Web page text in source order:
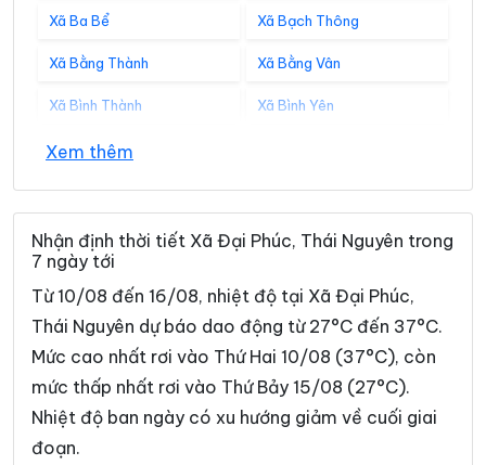
Xã Ba Bể Xã Bạch Thông
Xã Bằng Thành Xã Bằng Vân
Xã Bình Thành Xã Bình Yên
Xã Cẩm Giàng
Xã Chợ Đồn Xã Chợ Mới
Xã Chợ Rã Xã Côn Minh
Xã Cường Lợi
Xã Dân Tiến Xã Điềm Thụy
Xã Định Hóa Xã Đồng Hỷ
Xã Đồng Phúc Xã Đức Lương
Xã Hiệp Lực
Xem thêm
Nhận định thời tiết Xã Đại Phúc, Thái Nguyên trong
7 ngày tới
Từ 10/08 đến 16/08, nhiệt độ tại Xã Đại Phúc,
Thái Nguyên dự báo dao động từ 27°C đến 37°C.
Mức cao nhất rơi vào Thứ Hai 10/08 (37°C), còn
mức thấp nhất rơi vào Thứ Bảy 15/08 (27°C).
Nhiệt độ ban ngày có xu hướng giảm về cuối giai
đoạn.